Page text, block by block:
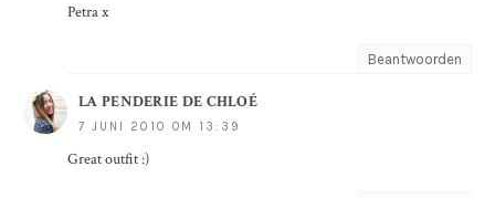
Petra x
Beantwoorden
LA PENDERIE DE CHLOÉ
7 JUNI 2010 OM 13:39
Great outfit :)